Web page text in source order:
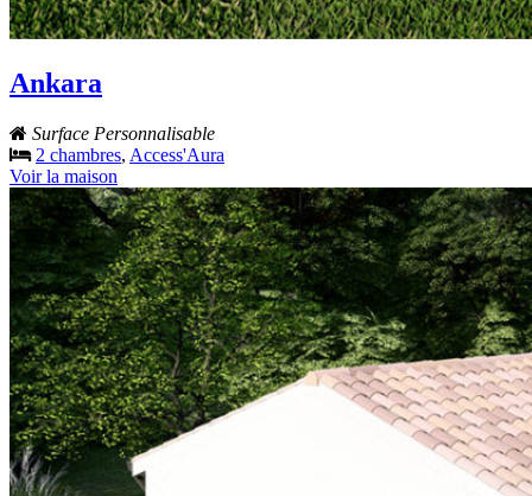
Ankara
Surface Personnalisable
2 chambres, Access'Aura
Voir la maison